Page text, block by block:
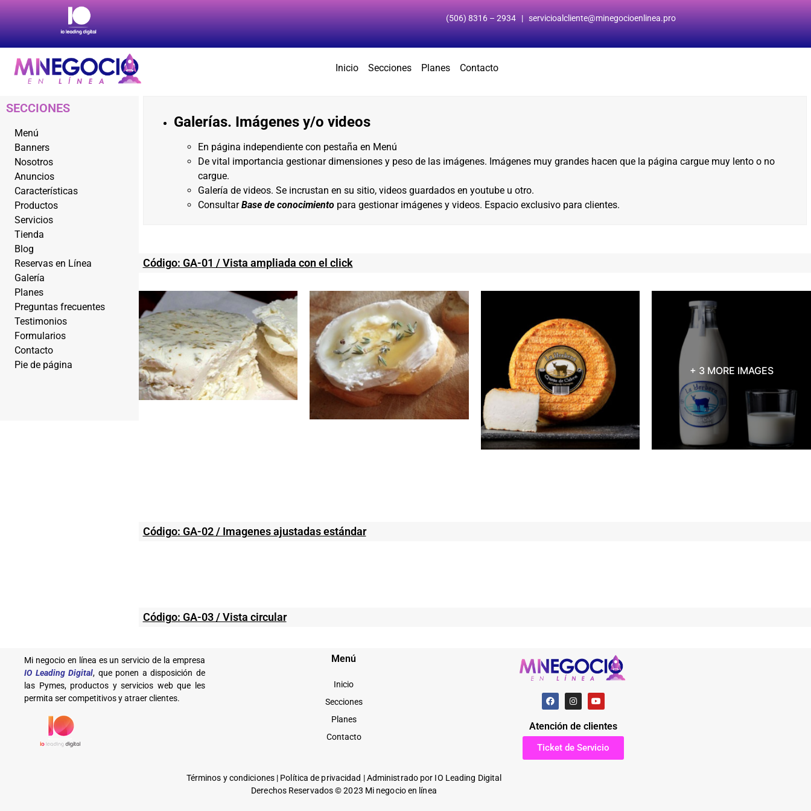
(506) 8316 – 2934 | servicioalcliente@minegocioenlinea.pro
Inicio Secciones Planes Contacto
SECCIONES
Menú
Banners
Nosotros
Anuncios
Características
Productos
Servicios
Tienda
Blog
Reservas en Línea
Galería
Planes
Preguntas frecuentes
Testimonios
Formularios
Contacto
Pie de página
Galerías. Imágenes y/o videos
En página independiente con pestaña en Menú
De vital importancia gestionar dimensiones y peso de las imágenes. Imágenes muy grandes hacen que la página cargue muy lento o no
cargue.
Galería de videos. Se incrustan en su sitio, videos guardados en youtube u otro.
ConsultarBase de conocimientopara gestionar imágenes y videos. Espacio exclusivo para clientes.
Código: GA-01 / Vista ampliada con el click
+ 3 MORE IMAGES
Código: GA-02 / Imagenes ajustadas estándar
Código: GA-03 / Vista circular
Mi negocio en línea es un servicio de la empresa
IO Leading Digital, que ponen a disposición de
las Pymes, productos y servicios web que les
permita ser competitivos y atraer clientes.
Menú
Inicio
Secciones
Planes
Contacto
Atención de clientes
Ticket de Servicio
Términos y condiciones| Política de privacidad | Administrado por IO Leading Digital
Derechos Reservados © 2023 Mi negocio en línea